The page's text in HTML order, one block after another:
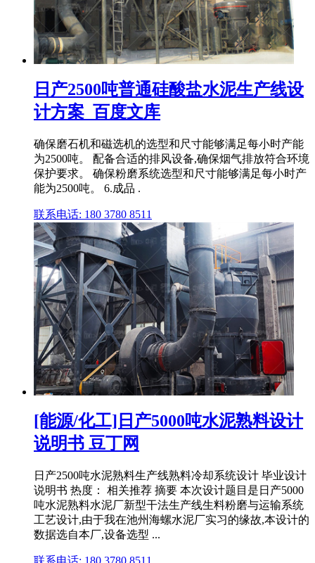
日产2500吨普通硅酸盐水泥生产线设
计方案_百度文库
确保磨石机和磁选机的选型和尺寸能够满足每小时产能
为2500吨。 配备合适的排风设备,确保烟气排放符合环境
保护要求。 确保粉磨系统选型和尺寸能够满足每小时产
能为2500吨。 6.成品 .
联系电话: 180 3780 8511
[能源/化工]日产5000吨水泥熟料设计
说明书 豆丁网
日产2500吨水泥熟料生产线熟料冷却系统设计 毕业设计
说明书 热度： 相关推荐 摘要 本次设计题目是日产5000
吨水泥熟料水泥厂新型干法生产线生料粉磨与运输系统
工艺设计,由于我在池州海螺水泥厂实习的缘故,本设计的
数据选自本厂,设备选型 ...
联系电话: 180 3780 8511